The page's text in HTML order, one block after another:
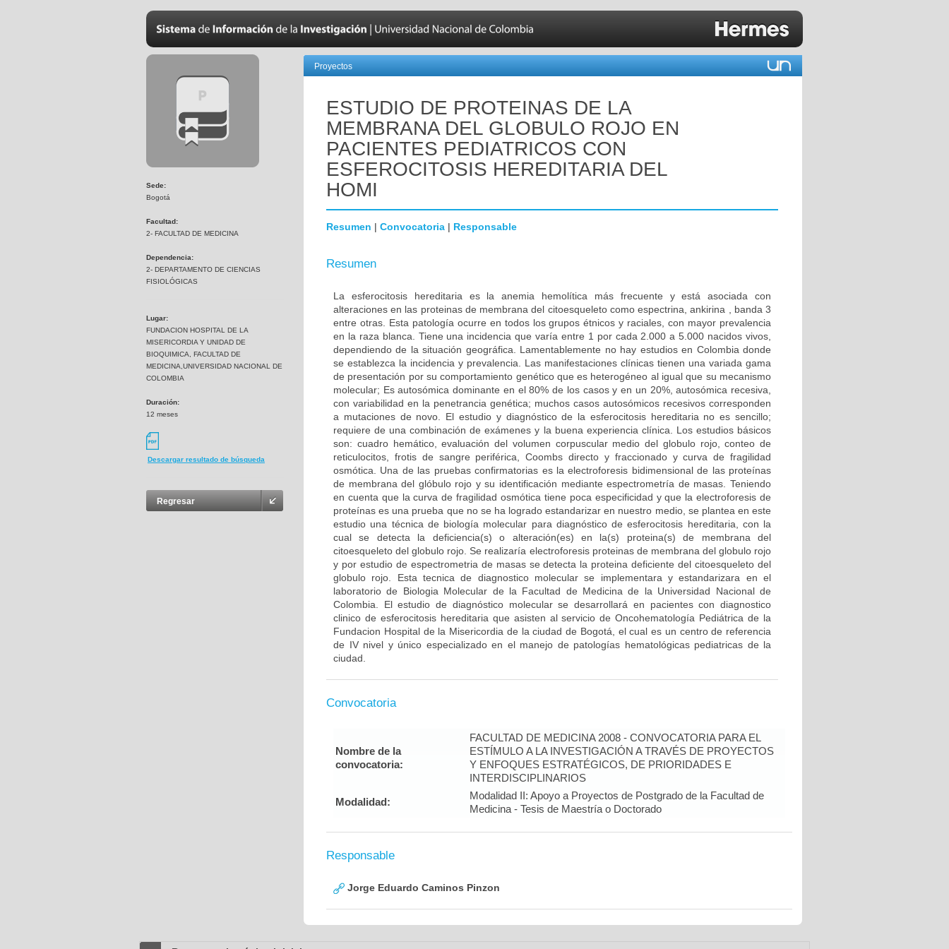
Sede:
Bogotá
Facultad:
2- FACULTAD DE MEDICINA
Dependencia:
2- DEPARTAMENTO DE CIENCIAS
FISIOLÓGICAS
Lugar:
FUNDACION HOSPITAL DE LA
MISERICORDIA Y UNIDAD DE
BIOQUIMICA, FACULTAD DE
MEDICINA,UNIVERSIDAD NACIONAL DE
COLOMBIA
Duración:
12 meses
Descargar resultado de búsqueda
Regresar
Proyectos
ESTUDIO DE PROTEINAS DE LA
MEMBRANA DEL GLOBULO ROJO EN
PACIENTES PEDIATRICOS CON
ESFEROCITOSIS HEREDITARIA DEL
HOMI
Resumen | Convocatoria | Responsable
Resumen
La esferocitosis hereditaria es la anemia hemolítica más frecuente y está asociada con
alteraciones en las proteinas de membrana del citoesqueleto como espectrina, ankirina , banda 3
entre otras. Esta patología ocurre en todos los grupos étnicos y raciales, con mayor prevalencia
en la raza blanca. Tiene una incidencia que varía entre 1 por cada 2.000 a 5.000 nacidos vivos,
dependiendo de la situación geográfica. Lamentablemente no hay estudios en Colombia donde
se establezca la incidencia y prevalencia. Las manifestaciones clínicas tienen una variada gama
de presentación por su comportamiento genético que es heterogéneo al igual que su mecanismo
molecular; Es autosómica dominante en el 80% de los casos y en un 20%, autosómica recesiva,
con variabilidad en la penetrancia genética; muchos casos autosómicos recesivos corresponden
a mutaciones de novo. El estudio y diagnóstico de la esferocitosis hereditaria no es sencillo;
requiere de una combinación de exámenes y la buena experiencia clínica. Los estudios básicos
son: cuadro hemático, evaluación del volumen corpuscular medio del globulo rojo, conteo de
reticulocitos, frotis de sangre periférica, Coombs directo y fraccionado y curva de fragilidad
osmótica. Una de las pruebas confirmatorias es la electroforesis bidimensional de las proteínas
de membrana del glóbulo rojo y su identificación mediante espectrometría de masas. Teniendo
en cuenta que la curva de fragilidad osmótica tiene poca especificidad y que la electroforesis de
proteínas es una prueba que no se ha logrado estandarizar en nuestro medio, se plantea en este
estudio una técnica de biología molecular para diagnóstico de esferocitosis hereditaria, con la
cual se detecta la deficiencia(s) o alteración(es) en la(s) proteina(s) de membrana del
citoesqueleto del globulo rojo. Se realizaría electroforesis proteinas de membrana del globulo rojo
y por estudio de espectrometria de masas se detecta la proteina deficiente del citoesqueleto del
globulo rojo. Esta tecnica de diagnostico molecular se implementara y estandarizara en el
laboratorio de Biologia Molecular de la Facultad de Medicina de la Universidad Nacional de
Colombia. El estudio de diagnóstico molecular se desarrollará en pacientes con diagnostico
clinico de esferocitosis hereditaria que asisten al servicio de Oncohematología Pediátrica de la
Fundacion Hospital de la Misericordia de la ciudad de Bogotá, el cual es un centro de referencia
de IV nivel y único especializado en el manejo de patologías hematológicas pediatricas de la
ciudad.
Convocatoria
Nombre de la
convocatoria:
FACULTAD DE MEDICINA 2008 - CONVOCATORIA PARA EL
ESTÍMULO A LA INVESTIGACIÓN A TRAVÉS DE PROYECTOS
Y ENFOQUES ESTRATÉGICOS, DE PRIORIDADES E
INTERDISCIPLINARIOS
Modalidad:
Modalidad II: Apoyo a Proyectos de Postgrado de la Facultad de
Medicina - Tesis de Maestría o Doctorado
Responsable
Jorge Eduardo Caminos Pinzon